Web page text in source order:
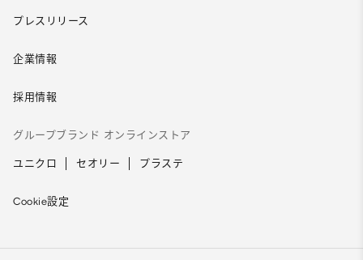
プレスリリース
企業情報
採用情報
グループブランド オンラインストア
ユニクロ セオリー プラステ
Cookie設定